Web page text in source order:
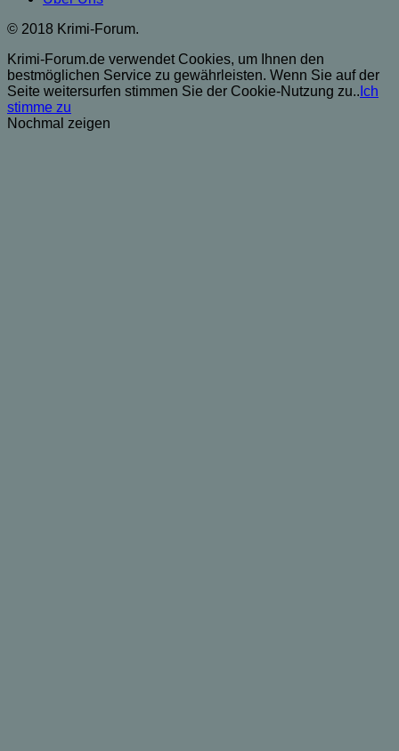
© 2018 Krimi-Forum.
Krimi-Forum.de verwendet Cookies, um Ihnen den
bestmöglichen Service zu gewährleisten. Wenn Sie auf der
Seite weitersurfen stimmen Sie der Cookie-Nutzung zu.. Ich
stimme zu
Nochmal zeigen